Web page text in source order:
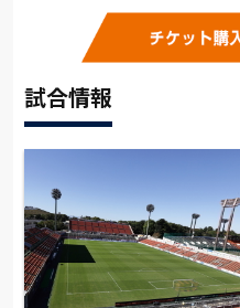
試合情報